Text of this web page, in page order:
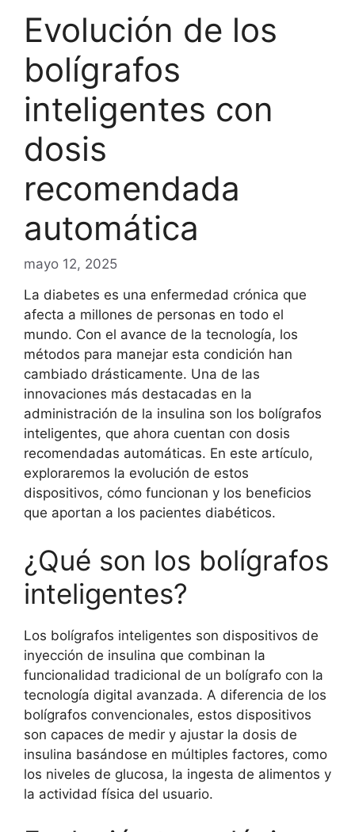
Evolución de los
bolígrafos
inteligentes con
dosis
recomendada
automática
mayo 12, 2025
La diabetes es una enfermedad crónica que
afecta a millones de personas en todo el
mundo. Con el avance de la tecnología, los
métodos para manejar esta condición han
cambiado drásticamente. Una de las
innovaciones más destacadas en la
administración de la insulina son los bolígrafos
inteligentes, que ahora cuentan con dosis
recomendadas automáticas. En este artículo,
exploraremos la evolución de estos
dispositivos, cómo funcionan y los beneficios
que aportan a los pacientes diabéticos.
¿Qué son los bolígrafos
inteligentes?
Los bolígrafos inteligentes son dispositivos de
inyección de insulina que combinan la
funcionalidad tradicional de un bolígrafo con la
tecnología digital avanzada. A diferencia de los
bolígrafos convencionales, estos dispositivos
son capaces de medir y ajustar la dosis de
insulina basándose en múltiples factores, como
los niveles de glucosa, la ingesta de alimentos y
la actividad física del usuario.